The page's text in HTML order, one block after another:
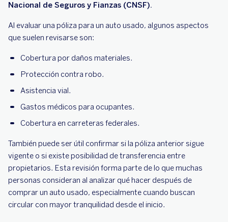
Nacional de Seguros y Fianzas (CNSF).
Al evaluar una póliza para un auto usado, algunos aspectos
que suelen revisarse son:
Cobertura por daños materiales.
Protección contra robo.
Asistencia vial.
Gastos médicos para ocupantes.
Cobertura en carreteras federales.
También puede ser útil confirmar si la póliza anterior sigue
vigente o si existe posibilidad de transferencia entre
propietarios. Esta revisión forma parte de lo que muchas
personas consideran al analizar qué hacer después de
comprar un auto usado, especialmente cuando buscan
circular con mayor tranquilidad desde el inicio.